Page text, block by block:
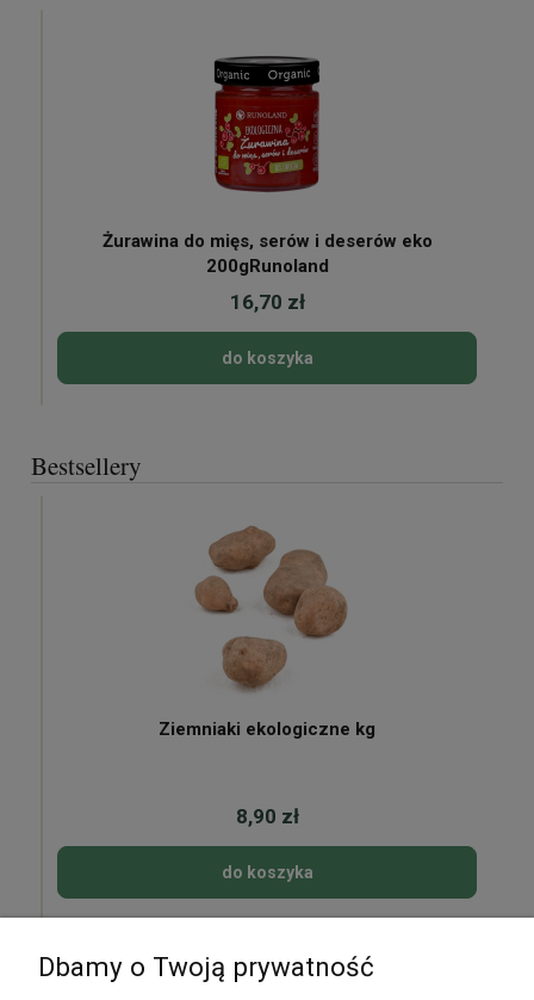
Żurawina do mięs, serów i deserów eko
200gRunoland
16,70 zł
do koszyka
Bestsellery
Ziemniaki ekologiczne kg
8,90 zł
do koszyka
Dbamy o Twoją prywatność